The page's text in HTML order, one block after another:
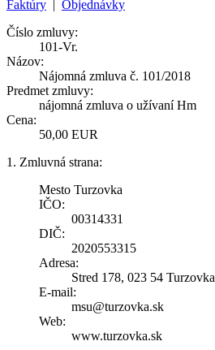
Faktúry | Objednávky
Číslo zmluvy:
101-Vr.
Názov:
Nájomná zmluva č. 101/2018
Predmet zmluvy:
nájomná zmluva o užívaní Hm
Cena:
50,00 EUR
1. Zmluvná strana:
Mesto Turzovka
IČO:
00314331
DIČ:
2020553315
Adresa:
Stred 178, 023 54 Turzovka
E-mail:
msu@turzovka.sk
Web:
www.turzovka.sk